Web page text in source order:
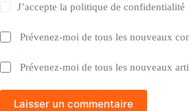
J’accepte lapolitique de confidentialité
Prévenez-moi de tous les nouveaux
Prévenez-moi de tous les nouveaux
Laisser un commentaire